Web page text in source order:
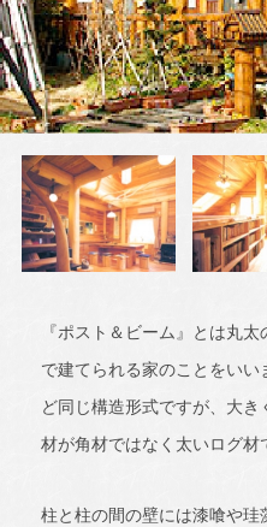
『ポスト＆ビーム』とは丸
で建てられる家のことをい
ど同じ構造形式ですが、大
材が角材ではなく太いログ材
柱と柱の間の壁には漆喰や